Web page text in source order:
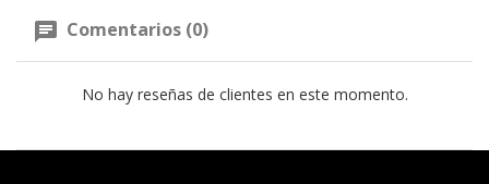
Comentarios (0)
No hay reseñas de clientes en este momento.